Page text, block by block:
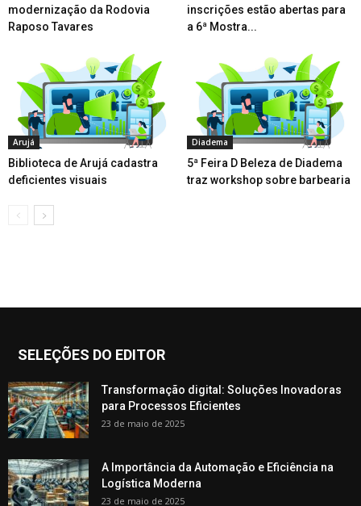
modernização da Rodovia
Raposo Tavares
inscrições estão abertas para
a 6ª Mostra...
Arujá
Biblioteca de Arujá cadastra
deficientes visuais
Diadema
5ª Feira D Beleza de Diadema
traz workshop sobre barbearia
SELEÇÕES DO EDITOR
Transformação digital: Soluções Inovadoras
para Processos Eficientes
23 de maio de 2025
A Importância da Automação e Eficiência na
Logística Moderna
23 de maio de 2025